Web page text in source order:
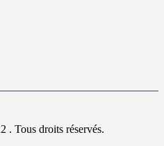
. Tous droits réservés.